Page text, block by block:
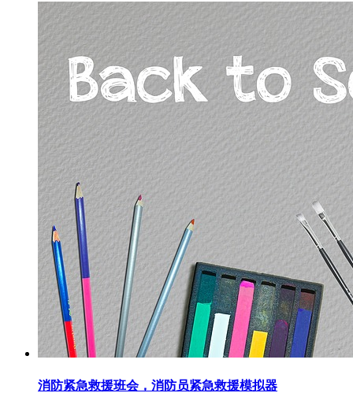
消防紧急救援班会，消防员紧急救援模拟器